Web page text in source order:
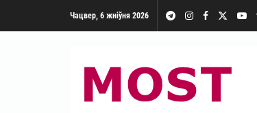
Чацвер, 6 жніўня 2026